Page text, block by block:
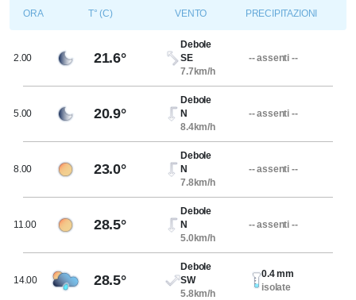
ORA T° (C) VENTO PRECIPITAZIONI
2.00 21.6°
Debole
SE
7.7km/h
-- assenti --
5.00 20.9°
Debole
N
8.4km/h
-- assenti --
8.00 23.0°
Debole
N
7.8km/h
-- assenti --
11.00 28.5°
Debole
N
5.0km/h
-- assenti --
14.00 28.5°
Debole
SW
5.8km/h
0.4 mm
isolate